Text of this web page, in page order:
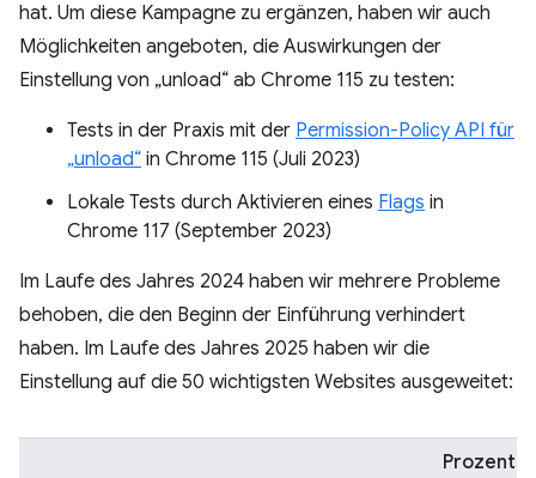
hat. Um diese Kampagne zu ergänzen, haben wir auch
Möglichkeiten angeboten, die Auswirkungen der
Einstellung von „unload“ ab Chrome 115 zu testen:
Tests in der Praxis mit der Permission-Policy API für
„unload“ in Chrome 115 (Juli 2023)
Lokale Tests durch Aktivieren eines Flags in
Chrome 117 (September 2023)
Im Laufe des Jahres 2024 haben wir mehrere Probleme
behoben, die den Beginn der Einführung verhindert
haben. Im Laufe des Jahres 2025 haben wir die
Einstellung auf die 50 wichtigsten Websites ausgeweitet: